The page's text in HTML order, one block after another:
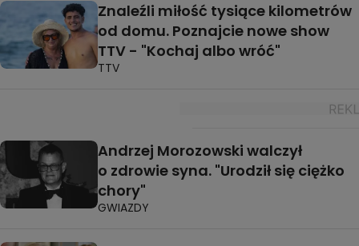
Znaleźli miłość tysiące kilometrów
od domu. Poznajcie nowe show
TTV - "Kochaj albo wróć"
TTV
Andrzej Morozowski walczył
o zdrowie syna. "Urodził się ciężko
chory"
GWIAZDY